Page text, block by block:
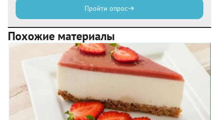
Пройти опрос
Похожие материалы